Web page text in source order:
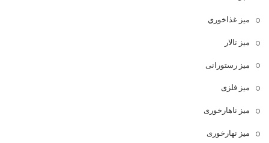
ميز غذاخوري
میز تالار
میز رستورانی
میز فلزی
میز ناهارخوری
میز نهارخوری